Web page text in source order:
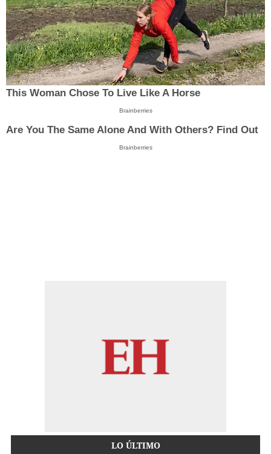
This Woman Chose To Live Like A Horse
Brainberries
Are You The Same Alone And With Others? Find Out
Brainberries
LO ÚLTIMO